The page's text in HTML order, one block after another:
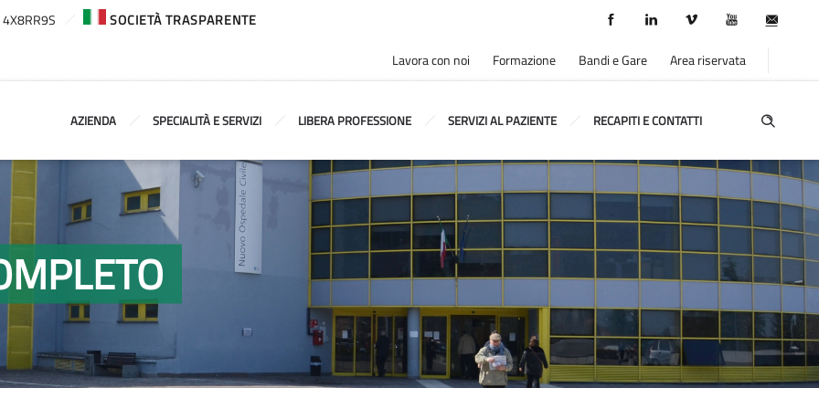
SOCIETÀ TRASPARENTE
Lavora con noi Formazione Bandi e Gare Area riservata
AZIENDA SPECIALITÀ E SERVIZI LIBERA PROFESSIONE SERVIZI AL PAZIENTE RECAPITI E CONTATTI